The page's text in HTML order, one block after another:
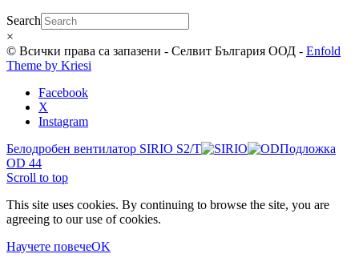
Search
×
© Всички права са запазени - Селвит България ООД - Enfold
Theme by Kriesi
Facebook
X
Instagram
Белодробен вентилатор SIRIO S2/T
Подложка
OD 44
Scroll to top
This site uses cookies. By continuing to browse the site, you are
agreeing to our use of cookies.
Научете повечеOK